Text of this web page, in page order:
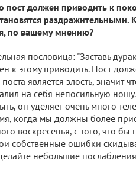
пост должен приводить к
раздражительными.
по вашему мнению?
пословица: "Заставь
к этому приводить. Пост
является злость, значит
на себя непосильную
он уделяет очень много
когда мы должны более
воскресенья, с того, что бы
собственные ошибки
небольшие